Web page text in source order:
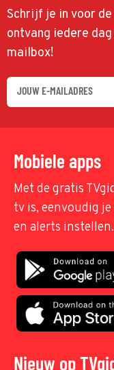
Schrijf je in voor
ontvang iedere
mailbox!
Mobiele apps
Met de gratis
tv is, eenvoudig
en alerts instellen.
Nieuw op